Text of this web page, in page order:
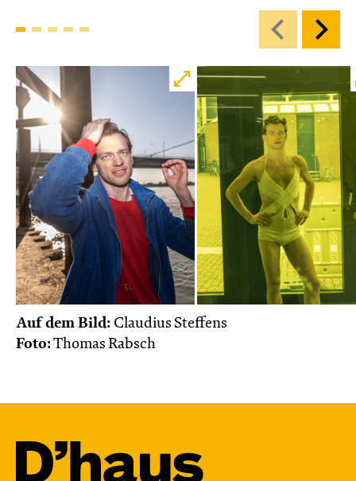
Auf dem Bild: Claudius Steffens
Foto:Thomas Rabsch